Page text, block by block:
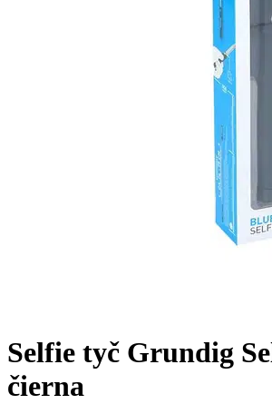
Selfie tyč Grundig
čierna